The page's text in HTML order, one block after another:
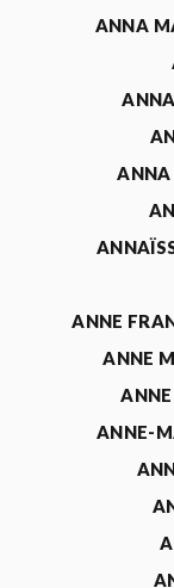
ANNA
ANNA
ANNE
ANNE
ANNE-